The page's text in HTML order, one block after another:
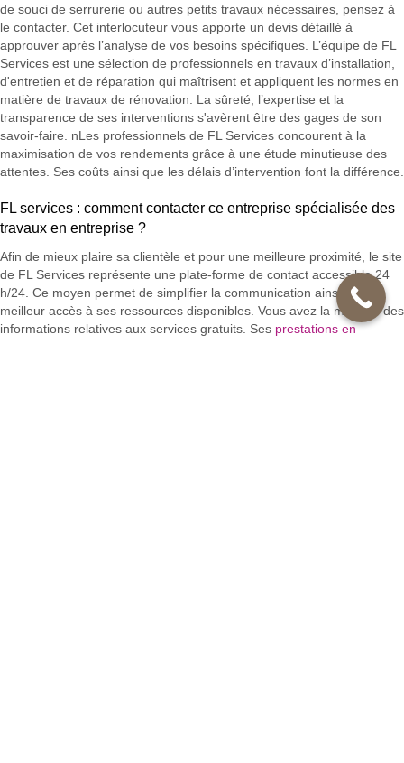
de souci de serrurerie ou autres petits travaux nécessaires, pensez à
le contacter. Cet interlocuteur vous apporte un devis détaillé à
approuver après l’analyse de vos besoins spécifiques. L’équipe de FL
Services est une sélection de professionnels en travaux d’installation,
d'entretien et de réparation qui maîtrisent et appliquent les normes en
matière de travaux de rénovation. La sûreté, l’expertise et la
transparence de ses interventions s'avèrent être des gages de son
savoir-faire. nLes professionnels de FL Services concourent à la
maximisation de vos rendements grâce à une étude minutieuse des
attentes. Ses coûts ainsi que les délais d’intervention font la différence.
FL services : comment contacter ce entreprise spécialisée des
travaux en entreprise ?
Afin de mieux plaire sa clientèle et pour une meilleure proximité, le site
de FL Services représente une plate-forme de contact accessible 24
h/24. Ce moyen permet de simplifier la communication ainsi qu’un
meilleur accès à ses ressources disponibles. Vous avez la majorité des
informations relatives aux services gratuits. Ses prestations en